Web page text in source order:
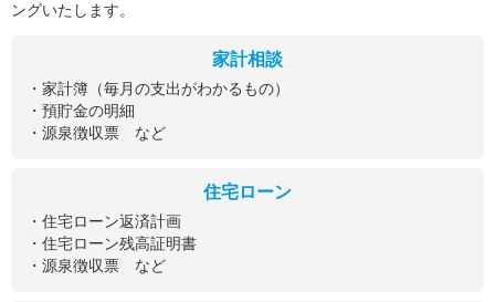
ングいたします。
家計相談
・家計簿（毎月の支出がわかるもの）
・預貯金の明細
・源泉徴収票 など
住宅ローン
・住宅ローン返済計画
・住宅ローン残高証明書
・源泉徴収票 など